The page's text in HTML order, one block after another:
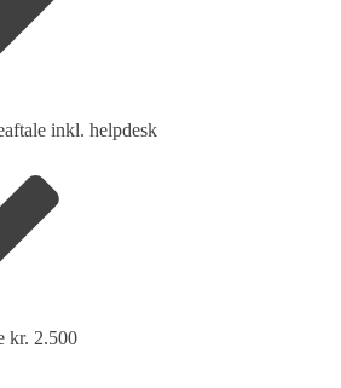
inkl. helpdesk
kr. 2.500